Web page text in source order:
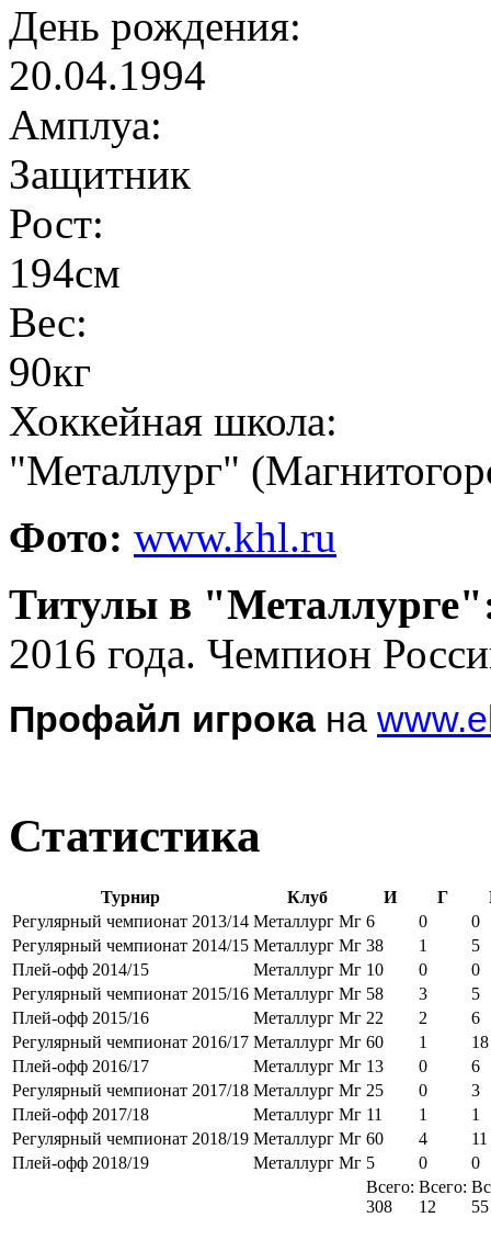
День рождения:
20.04.1994
Амплуа:
Защитник
Рост:
194см
Вес:
90кг
Хоккейная школа:
"Металлург"
Фото: www.khl.ru
Титулы в
2016 года. Чемпион
Профайл игрокана
Статистика
Турнир Клуб И Г
Регулярный чемпионат 2013/14 Металлург Мг 6 0
0
Регулярный чемпионат 2014/15 Металлург Мг 38 1
5
Плей-офф 2014/15
Металлург Мг 10 0
0
Регулярный чемпионат 2015/16 Металлург Мг 58 3
5
Плей-офф 2015/16
Металлург Мг 22 2
6
Регулярный чемпионат 2016/17 Металлург Мг 60 1
18
Плей-офф 2016/17
Металлург Мг 13 0
6
Регулярный чемпионат 2017/18 Металлург Мг 25 0
3
Плей-офф 2017/18
Металлург Мг 11 1
1
Регулярный чемпионат 2018/19 Металлург Мг 60 4
11
Плей-офф 2018/19
Металлург Мг 5 0
0
Всего:
308
Всего:
12
55